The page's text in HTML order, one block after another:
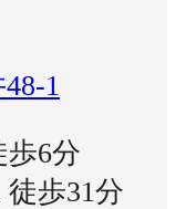
1
歩6分
歩31分